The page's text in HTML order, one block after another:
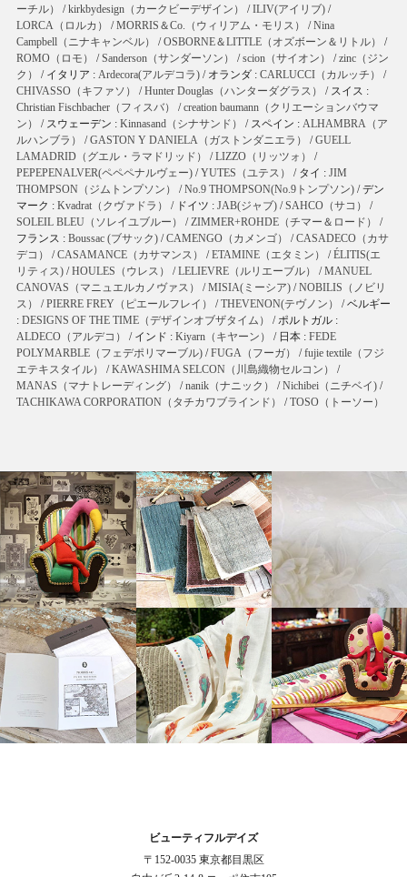
ーチル）
/kirkbydesign（カークビーデザイン） /ILIV(アイリブ)/
LORCA（ロルカ）
/MORRIS＆Co.（ウィリアム・モリス） /Nina
Campbell（ニナキャンベル）
/OSBORNE＆LITTLE（オズボーン＆リトル）
/
ROMO（ロモ）
/Sanderson（サンダーソン） /scion（サイオン） /zinc（ジン
ク）
/ イタリア : Ardecora(アルデコラ)/ オランダ : CARLUCCI（カルッチ）
/
CHIVASSO（キファソ）
/Hunter Douglas（ハンターダグラス）
/ スイス :
Christian Fischbacher（フィスバ）
/creation baumann（クリエーションバウマ
ン）
/ スウェーデン : Kinnasand（シナサンド） / スペイン : ALHAMBRA（ア
ルハンブラ）
/GASTON Y DANIELA（ガストンダニエラ） /GUELL
LAMADRID（グエル・ラマドリッド）
/LIZZO（リッツォ）
/
PEPEPENALVER(ペペペナルヴェー)/YUTES（ユテス） / タイ : JIM
THOMPSON（ジムトンプソン）
/No.9 THOMPSON(No.9トンプソン)/ デン
マーク : Kvadrat（クヴァドラ） / ドイツ : JAB(ジャブ)/SAHCO（サコ）
/
SOLEIL BLEU（ソレイユブルー）
/ZIMMER+ROHDE（チマー＆ロード）
/
フランス : Boussac (ブサック)/CAMENGO（カメンゴ） /CASADECO（カサ
デコ）
/CASAMANCE（カサマンス） /ETAMINE（エタミン） /ÉLITIS(エ
リティス)/HOULES（ウレス） /LELIEVRE（ルリエーブル） /MANUEL
CANOVAS（マニュエルカノヴァス）
/MISIA(ミーシア)/NOBILIS（ノビリ
ス）
/PIERRE FREY（ピエールフレイ） /THEVENON(テヴノン）
/ ベルギー
: DESIGNS OF THE TIME（デザインオブザタイム）
/ ポルトガル :
ALDECO（アルデコ）
/ インド : Kiyarn（キヤーン） / 日本 : FEDE
POLYMARBLE（フェデポリマーブル)/FUGA（フーガ） /fujie textile（フジ
エテキスタイル）
/KAWASHIMA SELCON（川島織物セルコン）
/
MANAS（マナトレーディング）
/nanik（ナニック） /Nichibei（ニチベイ)/
TACHIKAWA CORPORATION（タチカワブラインド）
/TOSO（トーソー）
ビューティフルデイズ
〒152-0035 東京都目黒区